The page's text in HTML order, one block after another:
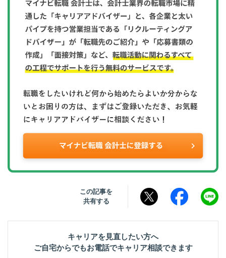
この記事を
共有する
キャリアを見直したい方へ
ご自宅からでもお電話でキャリア相談できます